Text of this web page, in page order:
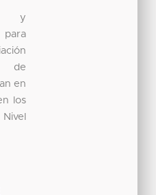
y
de
en
los